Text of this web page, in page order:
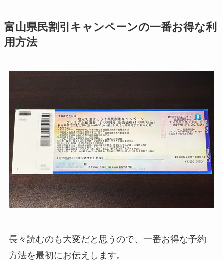
富山県民割引キャンペーンの一番お得な利
用方法
長々読むのも大変だと思うので、一番お得な予約
方法を最初にお伝えします。